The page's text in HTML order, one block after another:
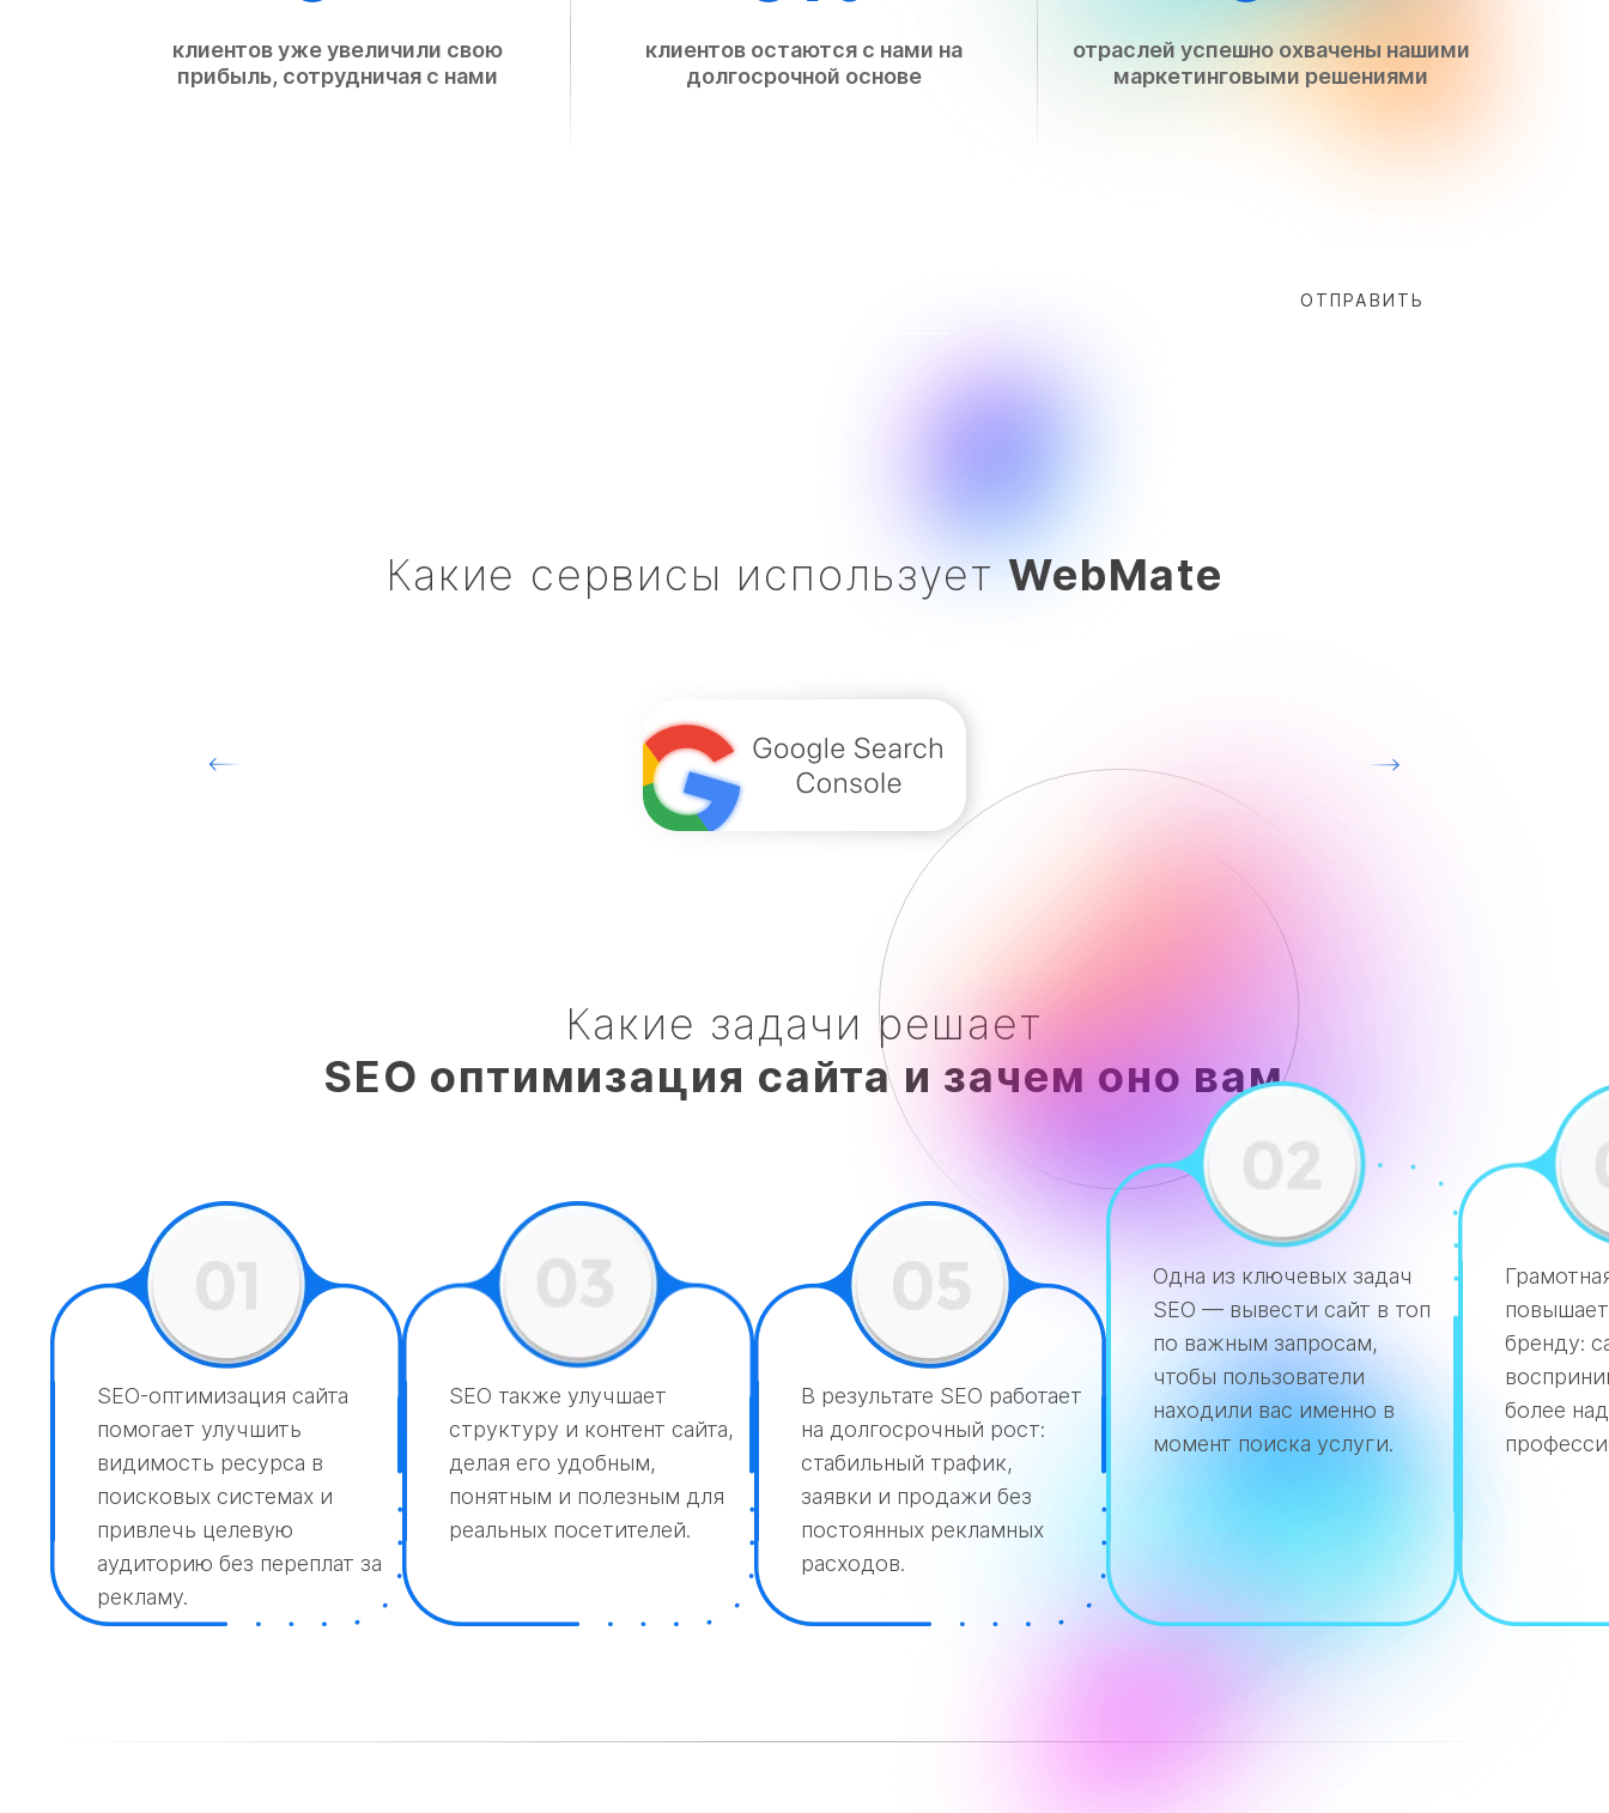
клиентов уже увеличили свою
прибыль, сотрудничая с нами
клиентов остаются с нами на
долгосрочной основе
отраслей успешно охвачены нашими
маркетинговыми решениями
Какие сервисы использует WebMate
Какие задачи решает
SEO оптимизация сайта и зачем оно вам
SEO-оптимизация сайта
помогает улучшить
видимость ресурса в
поисковых системах и
привлечь целевую
аудиторию без переплат за
рекламу.
SEO также улучшает
структуру и контент сайта,
делая его удобным,
понятным и полезным для
реальных посетителей.
В результате SEO работает
на долгосрочный рост:
стабильный трафик,
заявки и продажи без
постоянных рекламных
расходов.
Одна из ключевых задач
SEO — вывести сайт в топ
по важным запросам,
чтобы пользователи
находили вас именно в
момент поиска услуги.
бренду:
более